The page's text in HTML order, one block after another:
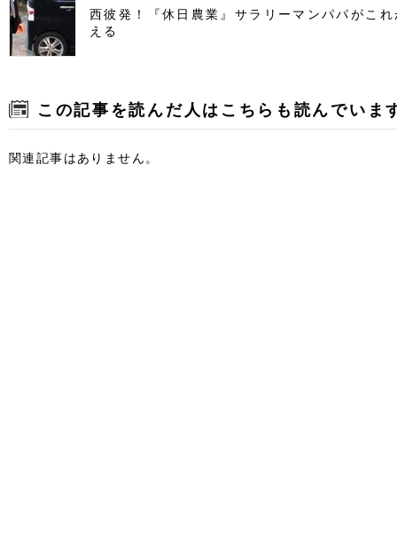
西彼発！『休日農業』サラリーマンパパがこ
える
この記事を読んだ人はこちらも読んでいま
関連記事はありません。